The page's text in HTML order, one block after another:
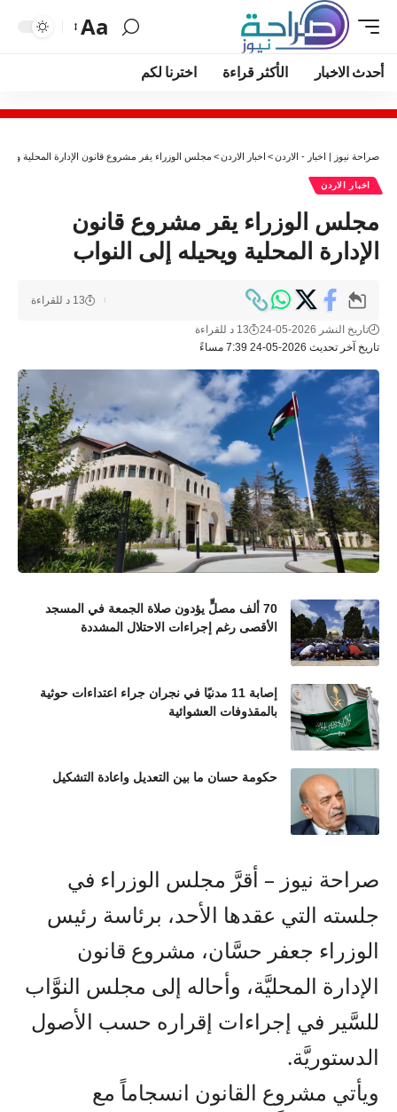
Aa
أحدث الاخبار الأكثر قراءة اخترنا لكم
صراحة نيوز | اخبار - الاردن> اخبار الاردن> مجلس الوزراء يقر مشروع قانون الإدارة المحلية
اخبار الاردن
مجلس الوزراء يقر مشروع قانون
الإدارة المحلية ويحيله إلى النواب
تاريخ آخر تحديث 2026-05-24 7:39 مساءً
تاريخ النشر 2026-05-24 13 د للقراءة
13 د للقراءة
70 ألف مصلٍّ يؤدون صلاة الجمعة في المسجد
الأقصى رغم إجراءات الاحتلال المشددة
إصابة 11 مدنيًا في نجران جراء اعتداءات حوثية
بالمقذوفات العشوائية
حكومة حسان ما بين التعديل واعادة التشكيل
صراحة نيوز – أقرَّ مجلس الوزراء في
جلسته التي عقدها الأحد، برئاسة رئيس
الوزراء جعفر حسَّان، مشروع قانون
الإدارة المحليَّة، وأحاله إلى مجلس النوَّاب
للسَّير في إجراءات إقراره حسب الأصول
الدستوريَّة.
ويأتي مشروع القانون انسجاماً مع